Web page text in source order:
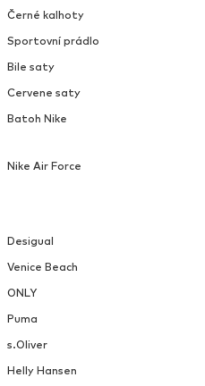
Černé kalhoty
Sportovní prádlo
Bile saty
Cervene saty
Batoh Nike
Nike Air Force
Desigual
Venice Beach
ONLY
Puma
s.Oliver
Helly Hansen